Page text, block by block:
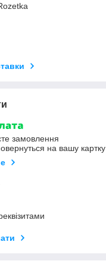
замовлення
на вашу картку